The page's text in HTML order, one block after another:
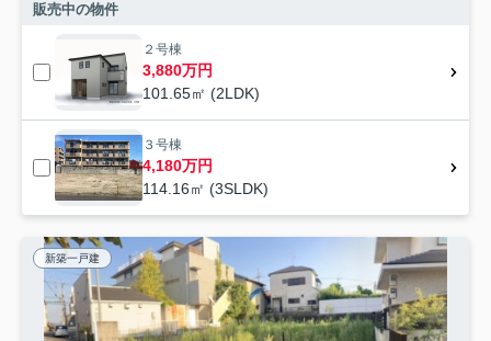
販売中の物件
２号棟
3,880万円
101.65㎡ (2LDK)
３号棟
4,180万円
114.16㎡ (3SLDK)
新築一戸建